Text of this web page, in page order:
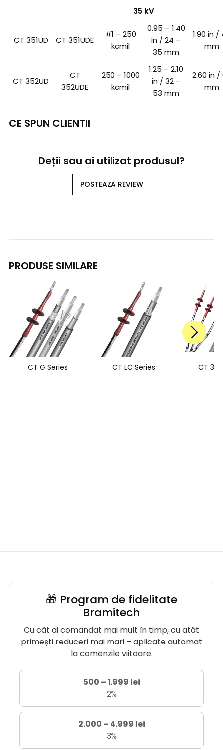
35 kV
CT 351UD CT 351UDE
#1 – 250
kcmil
0.95 – 1.40
in / 24 –
35 mm
1.90 in /
mm
CT 352UD
CT
352UDE
250 – 1000
kcmil
1.25 – 2.10
in / 32 –
53 mm
2.60 in /
mm
CE SPUN CLIENTII
Deții sau ai utilizat produsul?
POSTEAZA REVIEW
PRODUSE SIMILARE
CT G Series CT LC Series CT 3G
🎁 Program de fidelitate
Bramitech
Cu cât ai comandat mai mult în timp, cu atât
primești reduceri mai mari – aplicate automat
la comenzile viitoare.
500 – 1.999 lei
2%
2.000 – 4.999 lei
3%